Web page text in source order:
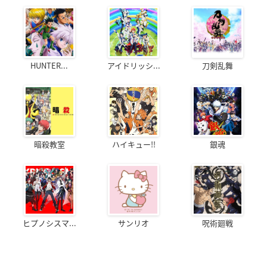
HUNTER... アイドリッシ... 刀剣乱舞
暗殺教室 ハイキュー!! 銀魂
ヒプノシスマ... サンリオ 呪術廻戦